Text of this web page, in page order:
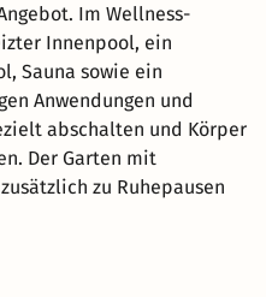
Im Wellness-
Innenpool, ein
Sauna sowie ein
Anwendungen und
abschalten und Körper
Der Garten mit
zu Ruhepausen